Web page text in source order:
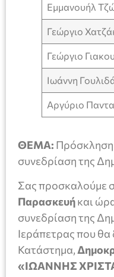
Εμμανουήλ
Γεώργιο
Γεώργιο
Ιωάννη
Αργύριο
ΘΕΜΑ: Πρόσκληση
συνεδρίαση της
Σας προσκαλούμε
Παρασκευήκαι
συνεδρίαση της
Ιεράπετρας που θα
Κατάστημα,
«ΙΩΑΝΝΗΣ